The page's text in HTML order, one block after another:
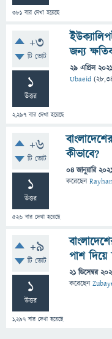
381 বার দেখা হয়েছে
+3
টি ভোট
1
উত্তর
2,297 বার দেখা হয়েছে
জন্য
29 এপ্রিল 2021
Ubaeid (
+6
টি ভোট
1
উত্তর
526 বার দেখা হয়েছে
কীভাবে?
04 জানুয়ারি
করেছেন
+9
টি ভোট
1
উত্তর
1,297 বার দেখা হয়েছে
পাশ
21 ডিসেম্বর
করেছেন